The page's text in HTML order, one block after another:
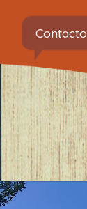
Contacto